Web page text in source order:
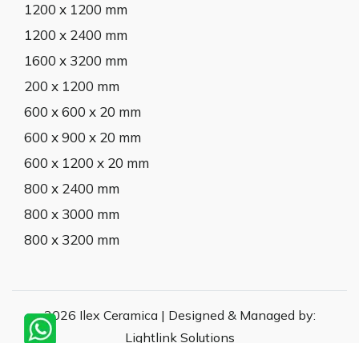
1200 x 1200 mm
1200 x 2400 mm
1600 x 3200 mm
200 x 1200 mm
600 x 600 x 20 mm
600 x 900 x 20 mm
600 x 1200 x 20 mm
800 x 2400 mm
800 x 3000 mm
800 x 3200 mm
2026 Ilex Ceramica | Designed & Managed by:
Lightlink Solutions